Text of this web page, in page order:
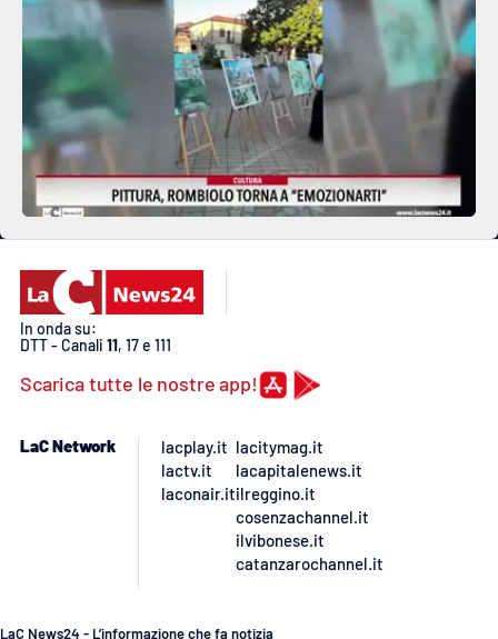
In onda su:
DTT - Canali 11, 17 e 111
Scarica tutte le nostre app!
LaC Network
lacplay.it
lactv.it
laconair.it
lacitymag.it
lacapitalenews.it
ilreggino.it
cosenzachannel.it
ilvibonese.it
catanzarochannel.it
LaC News24 - L’informazione che fa notizia